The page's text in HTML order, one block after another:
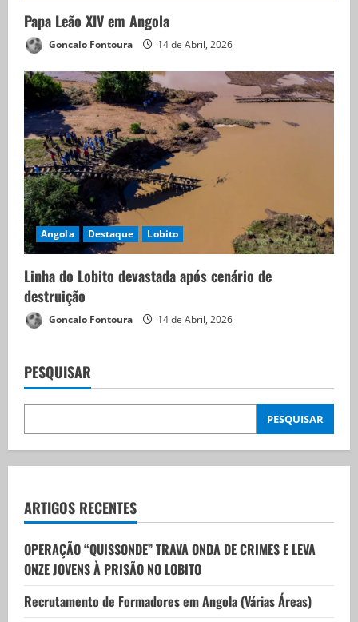
Papa Leão XIV em Angola
Goncalo Fontoura 14 de Abril, 2026
Angola Destaque Lobito
Linha do Lobito devastada após cenário de
destruição
Goncalo Fontoura 14 de Abril, 2026
PESQUISAR
PESQUISAR
ARTIGOS RECENTES
OPERAÇÃO “QUISSONDE” TRAVA ONDA DE CRIMES E LEVA
ONZE JOVENS À PRISÃO NO LOBITO
Recrutamento de Formadores em Angola (Várias Áreas)